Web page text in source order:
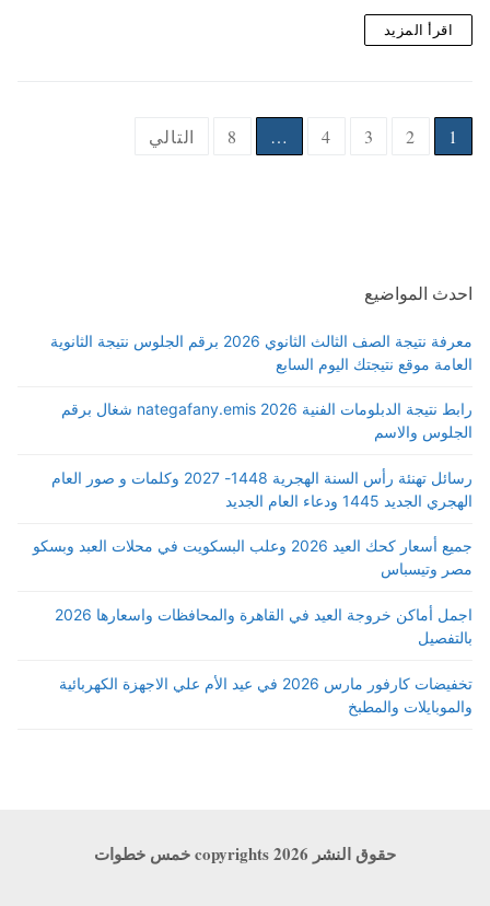
اقرأ المزيد
Posts
1
2
3
4
…
8 التالي
احدث المواضيع
معرفة نتيجة الصف الثالث الثانوي 2026 برقم الجلوس نتيجة الثانوية
العامة موقع نتيجتك اليوم السابع
رابط نتيجة الدبلومات الفنية 2026 nategafany.emis شغال برقم
الجلوس والاسم
رسائل تهنئة رأس السنة الهجرية 1448- 2027 وكلمات و صور العام
الهجري الجديد 1445 ودعاء العام الجديد
جميع أسعار كحك العيد 2026 وعلب البسكويت في محلات العبد وبسكو
مصر وتيسباس
اجمل أماكن خروجة العيد في القاهرة والمحافظات واسعارها 2026
بالتفصيل
تخفيضات كارفور مارس 2026 في عيد الأم علي الاجهزة الكهربائية
والموبايلات والمطبخ
حقوق النشر copyrights 2026 خمس خطوات